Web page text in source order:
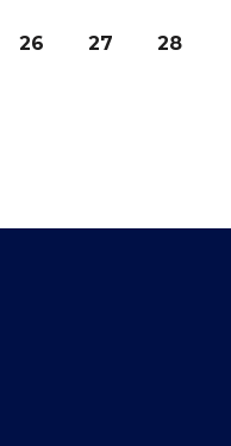
26 27 28